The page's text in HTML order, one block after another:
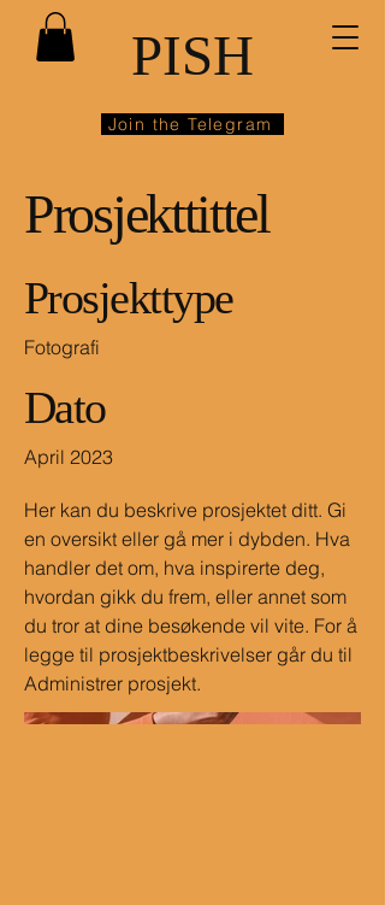
PISH
Join the Telegram
Prosjekttittel
Prosjekttype
Fotografi
Dato
April 2023
Her kan du beskrive prosjektet ditt. Gi
en oversikt eller gå mer i dybden. Hva
handler det om, hva inspirerte deg,
hvordan gikk du frem, eller annet som
du tror at dine besøkende vil vite. For å
legge til prosjektbeskrivelser går du til
Administrer prosjekt.